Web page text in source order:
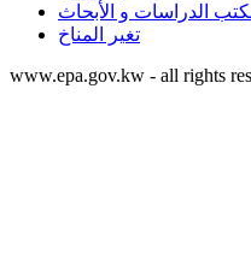
الدراسات و الأبحاث
تغير المناخ
www.epa.gov.kw - all rights